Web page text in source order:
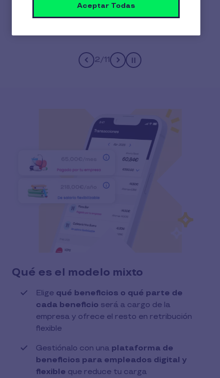
2/11
Qué es el modelo mixto
Elige qué beneficios o qué parte de
cada beneficio será a cargo de la
empresa y ofrece el resto en retribución
flexible
Gestiónalo con una plataforma de
beneficios para empleados digital y
flexible que reduce tu carga
Aceptar Todas